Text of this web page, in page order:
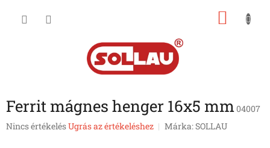
Ferrit mágnes henger 16x5 mm04007
A
Nincs értékelésUgrás az értékeléshez Márka:SOLLAU